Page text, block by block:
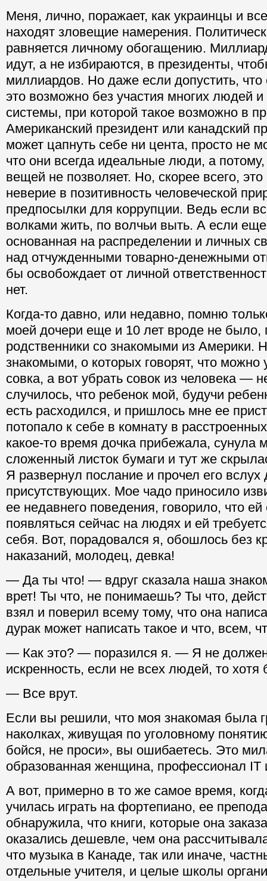
Меня, лично, поражает, как украинцы и
находят зловещие намерения.
равняется личному обогащению.
идут, а не избираются, в президенты,
миллиардов. Но даже если допустить, что
это возможно без участия многих людей
системы, при которой такое возможно в
Американский президент или канадский
может цапнуть себе ни цента, просто не
что они всегда идеальные люди, а потому,
вещей не позволяет. Но, скорее всего, это
неверие в позитивность человеческой
предпосылки для коррупции. Ведь если
волками жить, по волчьи выть. А если
основанная на распределении и личных
над отчужденными товарно-денежными
бы освобождает от личной
нет.
Когда-то давно, или недавно, помню
моей дочери еще и 10 лет вроде не было,
родственники со знакомыми из Америки.
знакомыми, о которых говорят, что можно
совка, а вот убрать совок из человека —
случилось, что ребенок мой, будучи
есть расходился, и пришлось мне ее
потопало к себе в комнату в
какое-то время дочка прибежала, сунула
сложенный листок бумаги и тут же
Я развернул послание и прочел его вслух
присутствующих. Мое чадо приносило
ее недавнего поведения, говорило, что
появляться сейчас на людях и ей
себя. Вот, порадовался я, обошлось без
наказаний, молодец, девка!
— Да ты что! — вдруг сказала наша
врет! Ты что, не понимаешь? Ты что,
взял и поверил всему тому, что она
дурак может написать такое и что, всем,
— Как это? — поразился я. — Я не
искренность, если не всех людей, то
— Все врут.
Если вы решили, что моя знакомая была
наколках, живущая по уголовному
бойся, не проси», вы ошибаетесь. Это
образованная женщина, профессионал IT
А вот, примерно в то же самое время,
училась играть на фортепиано, ее
обнаружила, что книги, которые она
оказались дешевле, чем она
что музыка в Канаде, так или иначе,
отдельные учителя, и целые школы